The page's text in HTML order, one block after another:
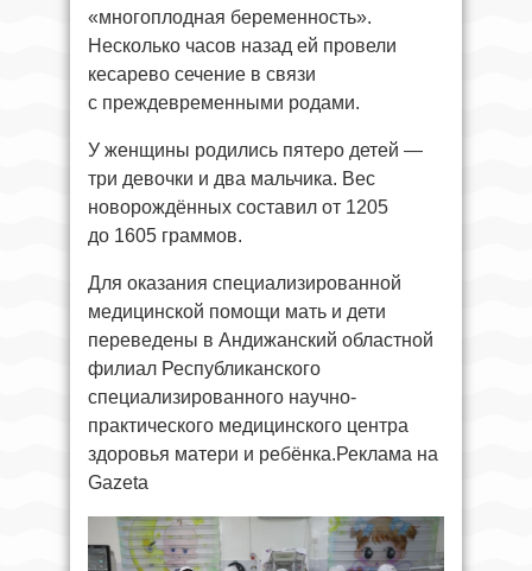
«многоплодная беременность».
Несколько часов назад ей провели
кесарево сечение в связи
с преждевременными родами.
У женщины родились пятеро детей —
три девочки и два мальчика. Вес
новорождённых составил от 1205
до 1605 граммов.
Для оказания специализированной
медицинской помощи мать и дети
переведены в Андижанский областной
филиал Республиканского
специализированного научно-
практического медицинского центра
здоровья матери и ребёнка.Реклама на
Gazeta